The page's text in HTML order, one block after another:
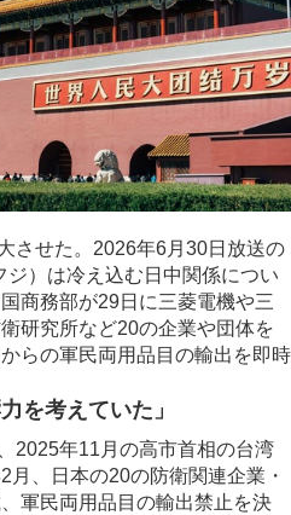
させた。2026年6月30日放送の
ジ）は冷え込む日中関係につい
商務部が29日に三菱電機や三
研究所など20の企業や団体を
らの軍民両用品目の輸出を即時
を考えていた」
2025年11月の高市首相の台湾
、日本の20の防衛関連企業・
軍民両用品目の輸出禁止を決